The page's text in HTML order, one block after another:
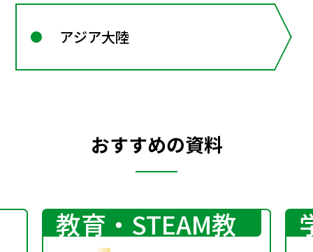
アジア大陸
おすすめの資料
教育・STEAM教